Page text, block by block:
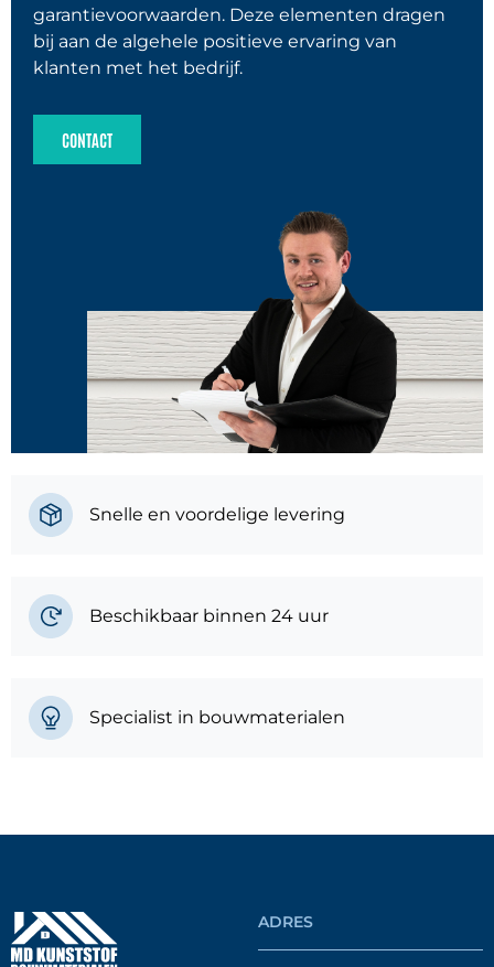
garantievoorwaarden. Deze elementen dragen
bij aan de algehele positieve ervaring van
klanten met het bedrijf.
CONTACT
Snelle en voordelige levering
Beschikbaar binnen 24 uur
Specialist in bouwmaterialen
ADRES